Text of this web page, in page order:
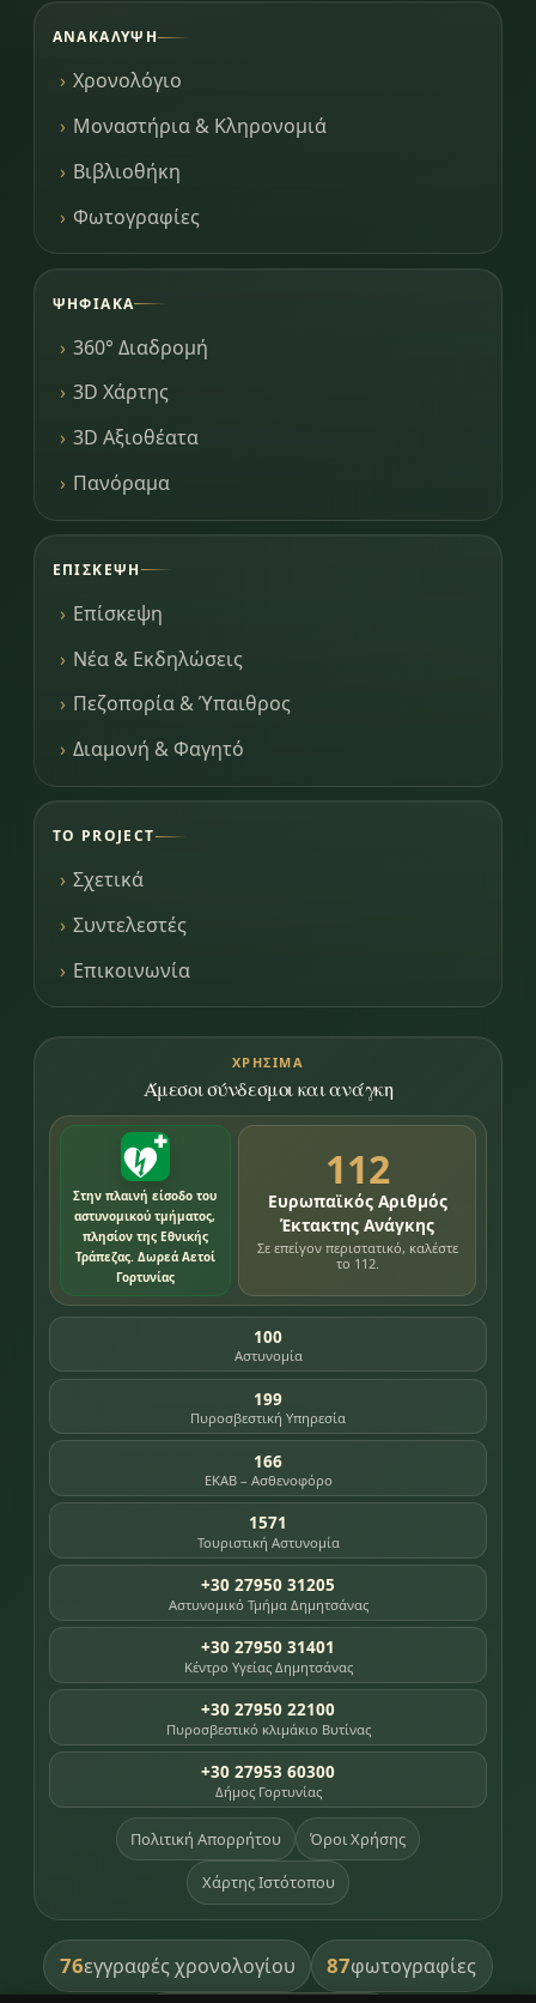
ΑΝΑΚΆΛΥΨΗ
Χρονολόγιο
Μοναστήρια & Κληρονομιά
Βιβλιοθήκη
Φωτογραφίες
ΨΗΦΙΑΚΆ
360° Διαδρομή
3D Χάρτης
3D Αξιοθέατα
Πανόραμα
ΕΠΊΣΚΕΨΗ
Επίσκεψη
Νέα & Εκδηλώσεις
Πεζοπορία & Ύπαιθρος
Διαμονή & Φαγητό
ΤΟ PROJECT
Σχετικά
Συντελεστές
Επικοινωνία
ΧΡΉΣΙΜΑ
Άμεσοι σύνδεσμοι και ανάγκη
Στην πλαινή είσοδο του
αστυνομικού τμήματος,
πλησίον της Εθνικής
Τράπεζας. Δωρεά Αετοί
Γορτυνίας
112
Ευρωπαϊκός Αριθμός
Έκτακτης Ανάγκης
Σε επείγον περιστατικό, καλέστε
το 112.
100
Αστυνομία
199
Πυροσβεστική Υπηρεσία
166
ΕΚΑΒ – Ασθενοφόρο
1571
Τουριστική Αστυνομία
+30 27950 31205
Αστυνομικό Τμήμα Δημητσάνας
+30 27950 31401
Κέντρο Υγείας Δημητσάνας
+30 27950 22100
Πυροσβεστικό κλιμάκιο Βυτίνας
+30 27953 60300
Δήμος Γορτυνίας
Πολιτική Απορρήτου Όροι Χρήσης
Χάρτης Ιστότοπου
76εγγραφές χρονολογίου 87φωτογραφίες